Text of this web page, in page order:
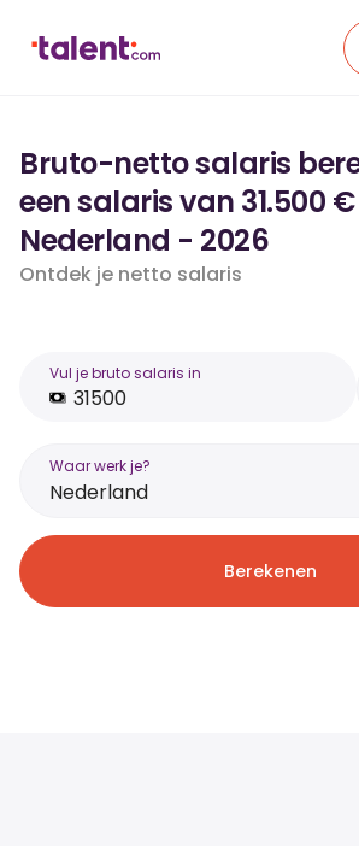
Bruto-netto salaris
een salaris van 31.500
Nederland - 2026
Ontdek je netto salaris
Vul je bruto salaris in
Waar werk je?
Nederland
Berekenen